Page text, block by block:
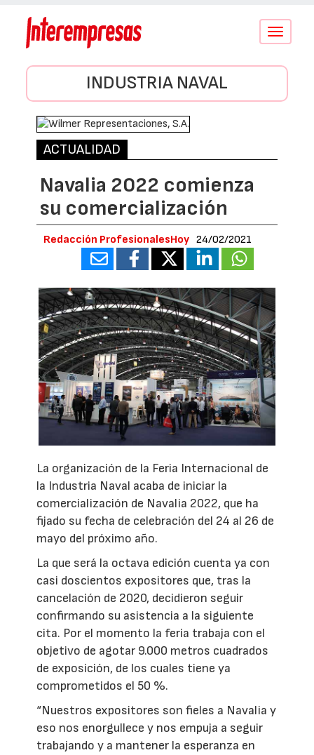
Conmutar
INDUSTRIA NAVAL
ACTUALIDAD
Navalia 2022 comienza
su comercialización
Redacción ProfesionalesHoy 24/02/2021
La organización de la Feria Internacional de
la Industria Naval acaba de iniciar la
comercialización de Navalia 2022, que ha
fijado su fecha de celebración del 24 al 26 de
mayo del próximo año.
La que será la octava edición cuenta ya con
casi doscientos expositores que, tras la
cancelación de 2020, decidieron seguir
confirmando su asistencia a la siguiente
cita. Por el momento la feria trabaja con el
objetivo de agotar 9.000 metros cuadrados
de exposición, de los cuales tiene ya
comprometidos el 50 %.
“Nuestros expositores son fieles a Navalia y
eso nos enorgullece y nos empuja a seguir
trabajando y a mantener la esperanza en